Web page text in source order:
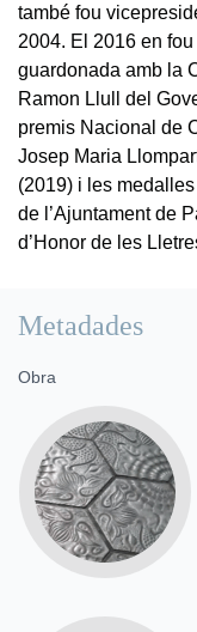
també fou
2004. El 2016 en
guardonada amb la
Ramon Llull del
premis Nacional de
Josep Maria
(2019) i les
de l’Ajuntament de
d’Honor de les
Metadades
Obra